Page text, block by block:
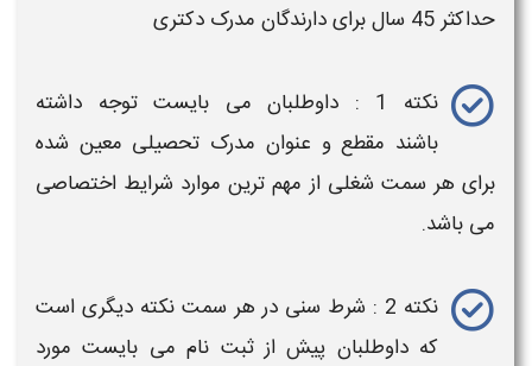
حداکثر 45 سال برای دارندگان مدرک دکتری
نکته 1 : داوطلبان می بایست توجه داشته
باشند مقطع و عنوان مدرک تحصیلی معین شده
برای هر سمت شغلی از مهم ترین موارد شرایط اختصاصی
می باشد.
نکته 2 : شرط سنی در هر سمت نکته دیگری است
که داوطلبان پیش از ثبت نام می بایست مورد